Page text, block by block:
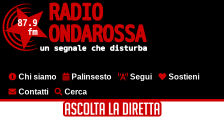
contenuto
principale
MenuChi siamo Palinsesto Segui
Sostieni
Contatti
Cerca